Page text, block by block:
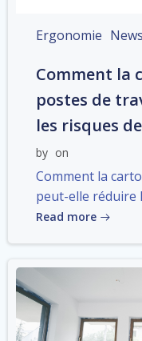
Ergonomie News
Comment la
postes de
les risques
by on
Comment la
peut-elle réduire
Read more